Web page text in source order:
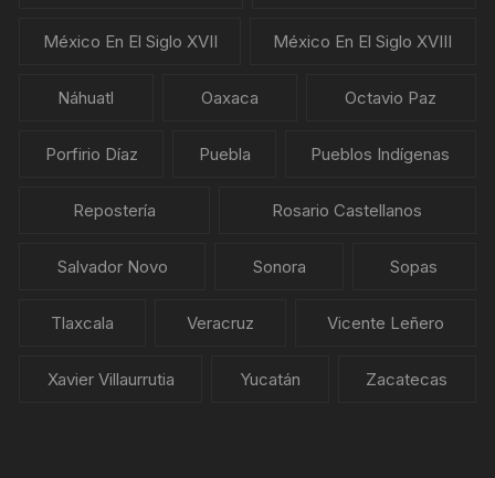
México En El Siglo XVII México En El Siglo XVIII
Náhuatl Oaxaca Octavio Paz
Porfirio Díaz Puebla Pueblos Indígenas
Repostería Rosario Castellanos
Salvador Novo Sonora Sopas
Tlaxcala Veracruz Vicente Leñero
Xavier Villaurrutia Yucatán Zacatecas